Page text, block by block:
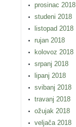
prosinac 2018
studeni 2018
listopad 2018
rujan 2018
kolovoz 2018
srpanj 2018
lipanj 2018
svibanj 2018
travanj 2018
ožujak 2018
veljača 2018